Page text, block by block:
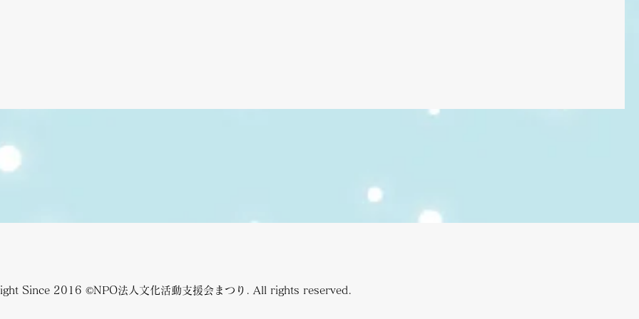
Since 2016 ©NPO法人文化活動支援会まつり. All rights reserved.